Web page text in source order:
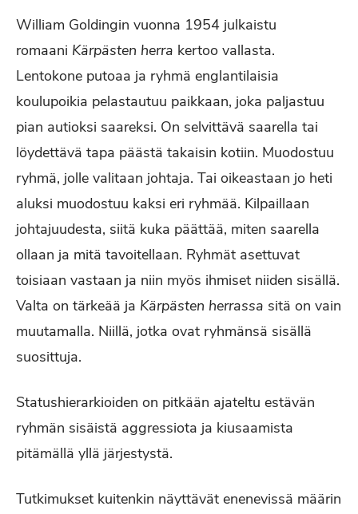
William Goldingin vuonna 1954 julkaistu
romaani Kärpästen herra kertoo vallasta.
Lentokone putoaa ja ryhmä englantilaisia
koulupoikia pelastautuu paikkaan, joka paljastuu
pian autioksi saareksi. On selvittävä saarella tai
löydettävä tapa päästä takaisin kotiin. Muodostuu
ryhmä, jolle valitaan johtaja. Tai oikeastaan jo heti
aluksi muodostuu kaksi eri ryhmää. Kilpaillaan
johtajuudesta, siitä kuka päättää, miten saarella
ollaan ja mitä tavoitellaan. Ryhmät asettuvat
toisiaan vastaan ja niin myös ihmiset niiden sisällä.
Valta on tärkeää ja Kärpästen herrassa sitä on vain
muutamalla. Niillä, jotka ovat ryhmänsä sisällä
suosittuja.
Statushierarkioiden on pitkään ajateltu estävän
ryhmän sisäistä aggressiota ja kiusaamista
pitämällä yllä järjestystä.
Tutkimukset kuitenkin näyttävät enenevissä määrin